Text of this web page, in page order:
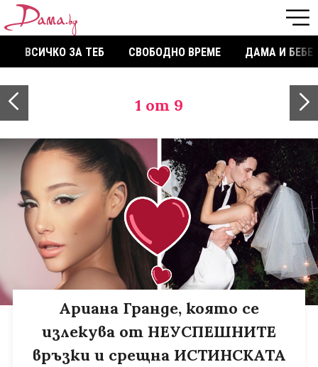
ВСИЧКО ЗА ТЕБ СВОБОДНО ВРЕМЕ ДАМА И БЕБЕ
1 от 9
Ариана Гранде, която се
излекува от НЕУСПЕШНИТЕ
връзки и срещна ИСТИНСКАТА